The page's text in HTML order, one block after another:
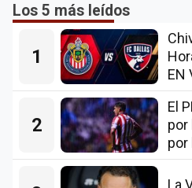
Los 5 más leídos
1
EN
2
El
por
por
La